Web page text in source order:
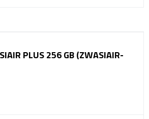
PLUS 256 GB (ZWASIAIR-